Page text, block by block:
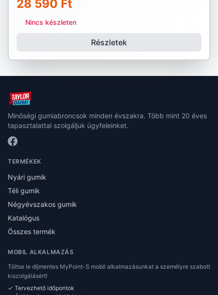
28 590 Ft
Nincs készleten
Részletek
Minőségi gumiabroncsok minden évszakra. Több mint 20 éves
tapasztalattal szolgáljuk ügyfeleinket.
TERMÉKEK
Nyári gumik
Téli gumik
Négyévszakos gumik
Katalógus
Összes termék
MOBIL ALKALMAZÁS
Töltse le díjmentes MyPoint-S mobil alkalmazásunkat a személyre szabott
kiszolgálásért!
✓ Tervezhető időpontok